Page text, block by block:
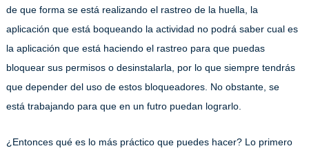
de que forma se está realizando el rastreo de la huella, la
aplicación que está boqueando la actividad no podrá saber cual es
la aplicación que está haciendo el rastreo para que puedas
bloquear sus permisos o desinstalarla, por lo que siempre tendrás
que depender del uso de estos bloqueadores. No obstante, se
está trabajando para que en un futro puedan lograrlo.
¿Entonces qué es lo más práctico que puedes hacer? Lo primero